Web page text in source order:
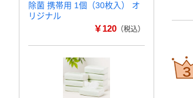
除菌 携帯用 1個（30枚入） オ
リジナル
￥120 （税込）